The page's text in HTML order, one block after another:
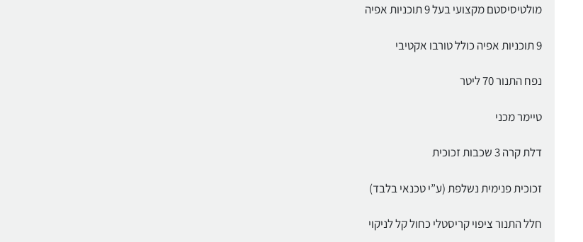
מולטיסיסטם מקצועי בעל 9 תוכניות אפיה
9 תוכניות אפיה כולל טורבו אקטיבי
נפח התנור 70 ליטר
טיימר מכני
דלת קרה 3 שכבות זכוכית
זכוכית פנימית נשלפת (ע”י טכנאי בלבד)
חלל התנור ציפוי קריסטלי כחול קל לניקוי